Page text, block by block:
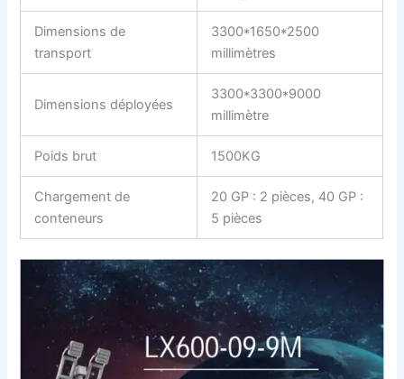
Dimensions de
transport
3300*1650*2500
millimètres
Dimensions déployées
3300*3300*9000
millimètre
Poids brut 1500KG
Chargement de
conteneurs
20 GP : 2 pièces, 40 GP :
5 pièces